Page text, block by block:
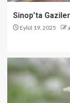
Sinop’ta
Eylül 19, 2025